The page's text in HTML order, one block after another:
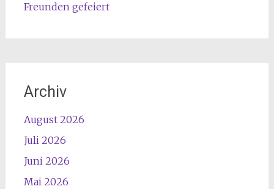
Freunden gefeiert
Archiv
August 2026
Juli 2026
Juni 2026
Mai 2026